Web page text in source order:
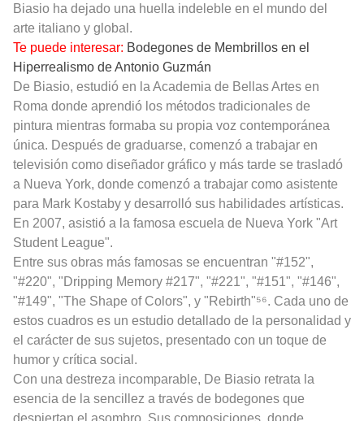
Biasio ha dejado una huella indeleble en el mundo del
arte italiano y global.
Te puede interesar: Bodegones de Membrillos en el
Hiperrealismo de Antonio Guzmán
De Biasio, estudió en la Academia de Bellas Artes en
Roma donde aprendió los métodos tradicionales de
pintura mientras formaba su propia voz contemporánea
única. Después de graduarse, comenzó a trabajar en
televisión como diseñador gráfico y más tarde se trasladó
a Nueva York, donde comenzó a trabajar como asistente
para Mark Kostaby y desarrolló sus habilidades artísticas.
En 2007, asistió a la famosa escuela de Nueva York "Art
Student League".
Entre sus obras más famosas se encuentran "#152",
"#220", "Dripping Memory #217", "#221", "#151", "#146",
"#149", "The Shape of Colors", y "Rebirth"⁵⁶. Cada uno de
estos cuadros es un estudio detallado de la personalidad y
el carácter de sus sujetos, presentado con un toque de
humor y crítica social.
Con una destreza incomparable, De Biasio retrata la
esencia de la sencillez a través de bodegones que
despiertan el asombro. Sus composiciones, donde